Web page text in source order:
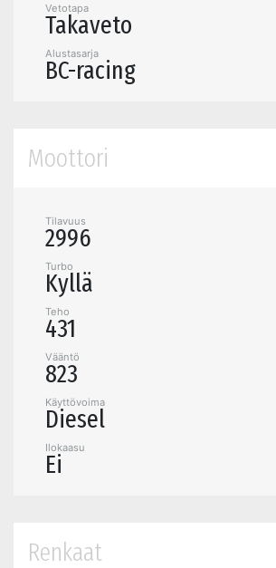
Vetotapa
Takaveto
Alustasarja
BC-racing
Moottori
Tilavuus
2996
Turbo
Kyllä
Teho
431
Vääntö
823
Käyttövoima
Diesel
Ilokaasu
Ei
Renkaat